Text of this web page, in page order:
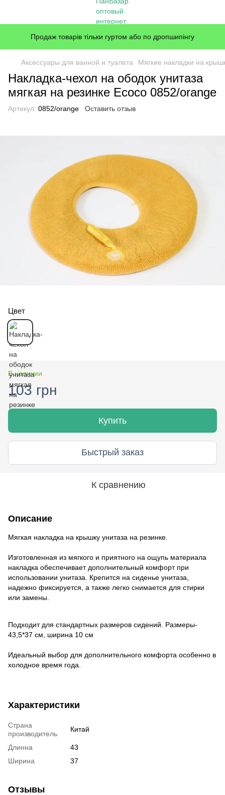
Продаж товарів тільки гуртом або по дропшипінгу
Аксессуары для ванной и туалета Мягкие накладки на
Накладка-чехол на ободок унитаза
мягкая на резинке Ecoco 0852/orange
Артикул: 0852/orange Оставить отзыв
Цвет
В наличии
103 грн
Купить
Быстрый заказ
К сравнению
Описание
Мягкая накладка на крышку унитаза на резинке.
Изготовленная из мягкого и приятного на ощупь материала
накладка обеспечивает дополнительный комфорт при
использовании унитаза. Крепится на сиденье унитаза,
надежно фиксируется, а также легко снимается для стирки
или замены.
Подходит для стандартных размеров сидений. Размеры-
43,5*37 см, ширина 10 см
Идеальный выбор для дополнительного комфорта особенно в
холодное время года.
Характеристики
Страна
производитель
Китай
Длинна
43
Ширина
37
Отзывы